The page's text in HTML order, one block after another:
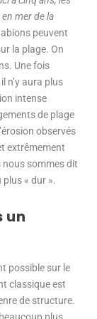
mer de la
peuvent
la plage. On
Une fois
n’y aura plus
intense
de plage
observés
extrêmement
sommes dit
« dur ».
un
possible sur le
classique est
de structure.